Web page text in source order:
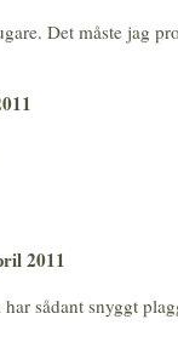
Det måste jag
2011
sådant snyggt